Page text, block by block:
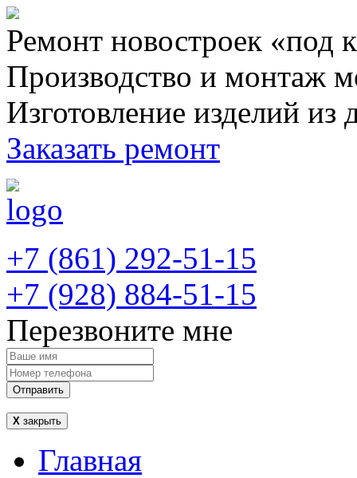
Ремонт новостроек «под
Производство и монтаж
Изготовление изделий из
Заказать ремонт
+7 (861) 292-51-15
+7 (928) 884-51-15
Перезвоните мне
Отправить
Х закрыть
Главная